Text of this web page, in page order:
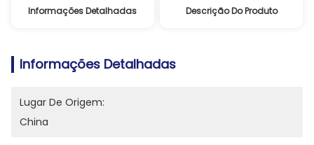
Informações Detalhadas Descrição Do Produto
Informações Detalhadas
Lugar De Origem:
China